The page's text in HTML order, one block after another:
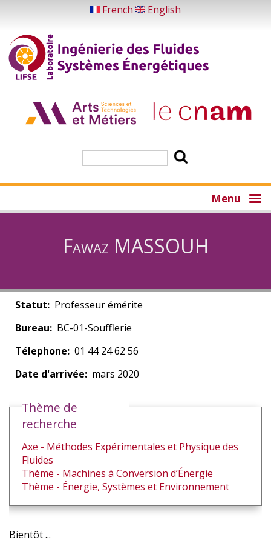
contenu
principal
French English
Menu
Fawaz MASSOUH
Statut
Professeur émérite
Bureau
BC-01-Soufflerie
Télephone 01 44 24 62 56
Date d'arrivée
mars 2020
Thème de
recherche
Axe - Méthodes Expérimentales et Physique des
Fluides
Thème - Machines à Conversion d’Énergie
Thème - Énergie, Systèmes et Environnement
Bientôt ...